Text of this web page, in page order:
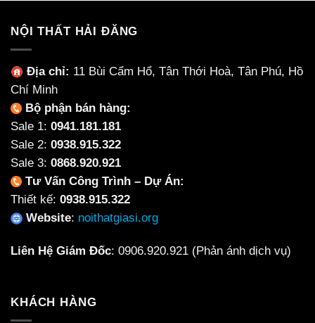
NỘI THẤT HẢI ĐĂNG
Địa chỉ: 11 Bùi Cẩm Hổ, Tân Thới Hoà, Tân Phú, Hồ
Chí Minh
Bộ phận bán hàng:
Sale 1: 0941.181.181
Sale 2: 0938.915.322
Sale 3: 0868.920.921
Tư Vấn Công Trình – Dự Án:
Thiết kế: 0938.915.322
Website: noithatgiasi.org
Liên Hệ Giám Đốc: 0906.920.921 (Phản ánh dịch vụ)
KHÁCH HÀNG